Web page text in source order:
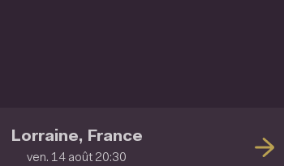
Lorraine, France
ven. 14 août 20:30